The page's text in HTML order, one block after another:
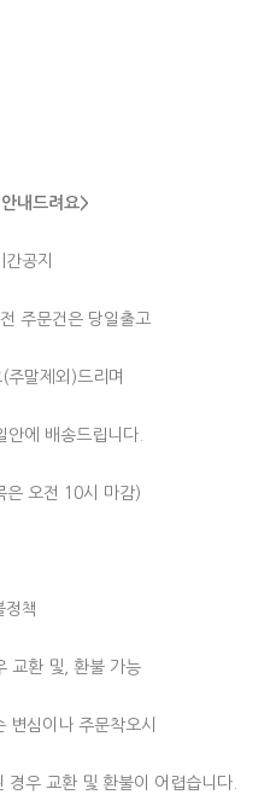
내드려요>
간공지
주문건은 당일출고
주말제외)드리며
에 배송드립니다.
은 오전 10시 마감)
정책
교환 및, 환불 가능
변심이나 주문착오시
우 교환 및 환불이 어렵습니다.